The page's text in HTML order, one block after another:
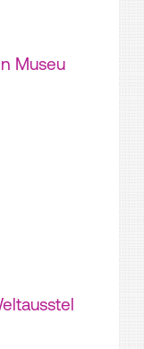
Museu